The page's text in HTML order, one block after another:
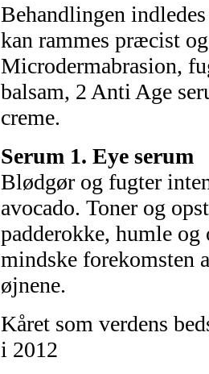
Behandlingen
kan rammes præcist
Microdermabrasion,
balsam, 2 Anti Age
creme.
Serum 1. Eye serum
Blødgør og fugter
avocado. Toner og
padderokke, humle
mindske forekomsten
øjnene.
Kåret som verdens
i 2012